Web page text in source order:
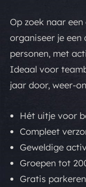
Op zoek naar
organiseer je
personen, met
Ideaal voor
jaar door, weer-
Hét uitje voor
Compleet
Geweldige
Groepen tot
Gratis